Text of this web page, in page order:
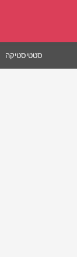
סטטיסטיקה